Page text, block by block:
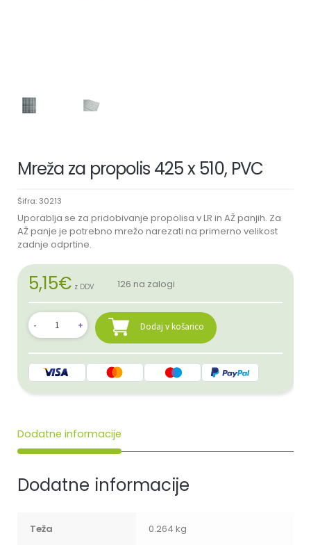
Mreža za propolis 425 x 510, PVC
Šifra:30213
Uporablja se za pridobivanje propolisa v LR in AŽ panjih. Za
AŽ panje je potrebno mrežo narezati na primerno velikost
zadnje odprtine.
5,15€ z DDV 126 na zalogi
Dodaj v košarico
Dodatne informacije
Dodatne informacije
Teža 0.264 kg